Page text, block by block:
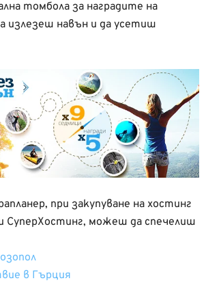
томбола за наградите на
излезеш навън и да усетиш
при закупуване на хостинг
СуперХостинг, можеш да спечелиш
в Гърция